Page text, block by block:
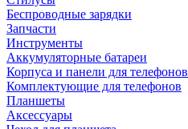
Беспроводные зарядки
Запчасти
Инструменты
Аккумуляторные батареи
Корпуса и панели для телефонов
Комплектующие для телефонов
Планшеты
Аксессуары